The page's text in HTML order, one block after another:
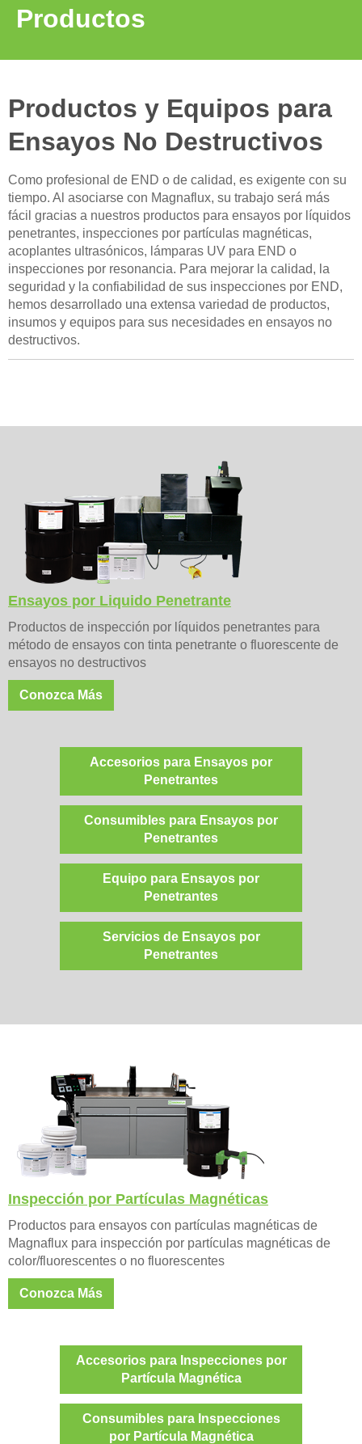
Productos
Productos y Equipos para
Ensayos No Destructivos
Como profesional de END o de calidad, es exigente con su
tiempo. Al asociarse con Magnaflux, su trabajo será más
fácil gracias a nuestros productos para ensayos por líquidos
penetrantes, inspecciones por partículas magnéticas,
acoplantes ultrasónicos, lámparas UV para END o
inspecciones por resonancia. Para mejorar la calidad, la
seguridad y la confiabilidad de sus inspecciones por END,
hemos desarrollado una extensa variedad de productos,
insumos y equipos para sus necesidades en ensayos no
destructivos.
Ensayos por Liquido Penetrante
Productos de inspección por líquidos penetrantes para
método de ensayos con tinta penetrante o fluorescente de
ensayos no destructivos
Conozca Más
Accesorios para Ensayos por
Penetrantes
Consumibles para Ensayos por
Penetrantes
Equipo para Ensayos por
Penetrantes
Servicios de Ensayos por
Penetrantes
Inspección por Partículas Magnéticas
Productos para ensayos con partículas magnéticas de
Magnaflux para inspección por partículas magnéticas de
color/fluorescentes o no fluorescentes
Conozca Más
Accesorios para Inspecciones por
Partícula Magnética
Consumibles para Inspecciones
por Partícula Magnética